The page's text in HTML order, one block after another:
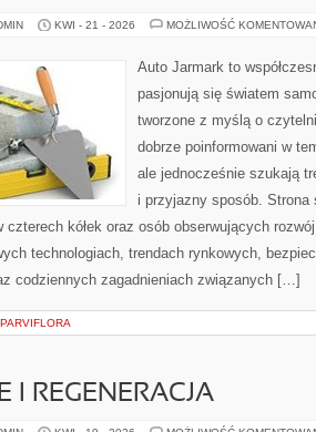
KWI - 21 - 2026 MOŻLIWOŚĆ
Auto Jarmark to
pasjonują się światem
tworzone z myślą o
dobrze poinformowani w
ale jednocześnie szukają
i przyjazny sposób.
czterech kółek oraz osób obserwujących
technologiach, trendach rynkowych,
codziennych zagadnieniach związanych […]
PARVIFLORA
I REGENERACJA